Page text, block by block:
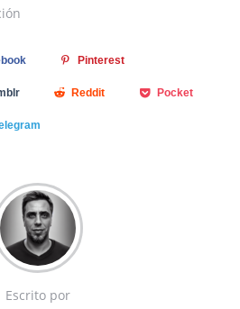
Pinterest
Reddit Pocket
Escrito por